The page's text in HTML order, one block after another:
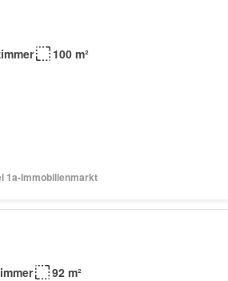
100 m²
1a-Immobilienmarkt
92 m²